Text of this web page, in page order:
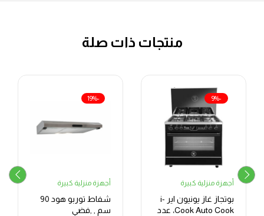
منتجات ذات صلة
-9%
أجهزة منزلية كبيرة
بوتجاز غاز يونيون اير i-
Cook Auto Cook، عدد
-19%
أجهزة منزلية كبيرة
شفاط توربو هود 90
سم , ,فضي